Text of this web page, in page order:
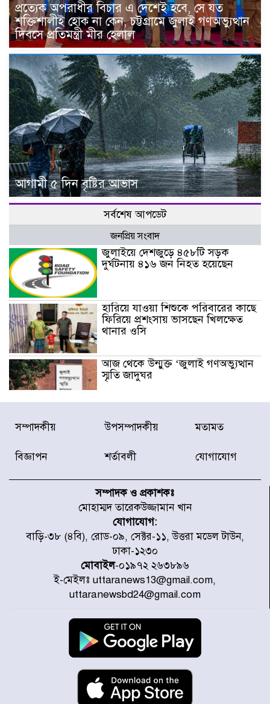
প্রত্যেক অপরাধীর বিচার এ দেশেই হবে, সে যত
শক্তিশালীই হোক না কেন, চট্টগ্রামে জুলাই গণঅভ্যুত্থান
দিবসে প্রতিমন্ত্রী মীর হেলাল
আগামী ৫ দিন বৃষ্টির আভাস
সর্বশেষ আপডেট
জনপ্রিয় সংবাদ
জুলাইয়ে দেশজুড়ে ৪৫৮টি সড়ক
দুর্ঘটনায় ৪১৬ জন নিহত হয়েছেন
হারিয়ে যাওয়া শিশুকে পরিবারের কাছে
ফিরিয়ে প্রশংসায় ভাসছেন খিলক্ষেত
থানার ওসি
আজ থেকে উন্মুক্ত ‘জুলাই গণঅভ্যুত্থান
স্মৃতি জাদুঘর
রাজধানীর উত্তরা আঞ্চলিক পাসপোর্ট
অফিসের সামনে দালাল চক্রের ১৩ জন
করেছে র‌্যাব-১
চূড়ান্ত পর্যায়ে : ইরান
প্রত্যেক অপরাধীর বিচার এ দেশেই
হবে, সে যত শক্তিশালীই হোক না কেন,
চট্টগ্রামে জুলাই গণঅভ্যুত্থান দিবসে
প্রতিমন্ত্রী মীর হেলাল
আগামী ৫ দিন বৃষ্টির আভাস
হাসিনার বক্তব্য প্রচারে ভারতের সমর্থন
জুলাই গণঅভ্যুত্থানে আহত যোদ্ধা
সম্পাদকীয় উপসম্পাদকীয় মতামত
বিজ্ঞাপন শর্তাবলী যোগাযোগ
সম্পাদক ও প্রকাশকঃ
মোহাম্মদ তারেকউজ্জামান খান
যোগাযোগ:
বাড়ি-৩৮ (৪বি), রোড-০৯, সেক্টর-১১, উত্তরা মডেল টাউন,
ঢাকা-১২৩০
মোবাইল-০১৯৭২ ২৬৩৮৯৬
ই-মেইলঃ uttaranews13@gmail.com,
uttaranewsbd24@gmail.com